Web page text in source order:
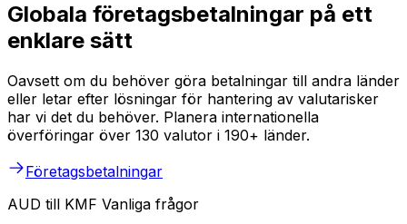
Globala företagsbetalningar på ett
enklare sätt
Oavsett om du behöver göra betalningar till andra länder
eller letar efter lösningar för hantering av valutarisker
har vi det du behöver. Planera internationella
överföringar över 130 valutor i 190+ länder.
Företagsbetalningar
AUD till KMF Vanliga frågor